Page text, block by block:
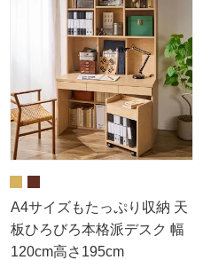
A4サイズもたっぷり収納 天
板ひろびろ本格派デスク 幅
120cm高さ195cm